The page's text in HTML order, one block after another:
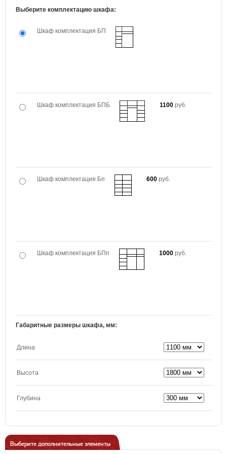
Выберите комплектацию шкафа:
Шкаф комплектация БП
Шкаф комплектация БПБ 1100 руб.
Шкаф комплектация Бп 600 руб.
Шкаф комплектация БПп 1000 руб.
Габаритные размеры шкафа, мм:
Длина
Высота
Глубина
Выберите дополнительные элементы